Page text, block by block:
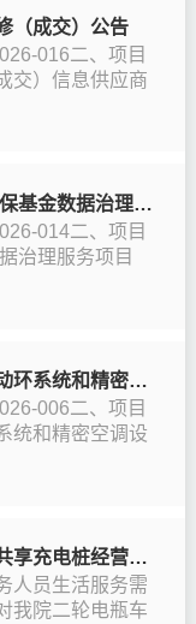
（成交）公告
016二、项目
交）信息供应商
公司供应商地
云梦县人民医院2026年度医保基金数据治理服务项目（成交）公告
014二、项目
治理服务项目
北京国信创服
云梦县人民医院模块化机房动环系统和精密空调设备维保项目（成交）公告
006二、项目
统和精密空调设
应商名称： 湖
云梦县人民医院二轮电瓶车共享充电桩经营权招租项目(第二次）采购公告
人员生活服务需
我院二轮电瓶车